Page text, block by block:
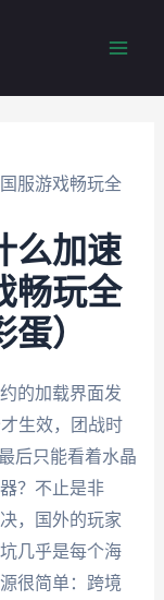
服游戏畅玩全
么加速
畅玩全
）
的加载界面发
生效，团战时
后只能看着水晶
？不止是非
，国外的玩家
几乎是每个海
很简单：跨境